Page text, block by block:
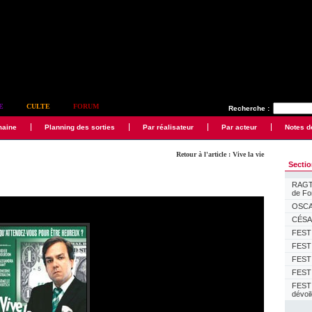
Recherche :
CULTE FORUM
Planning des sorties Par réalisateur Par acteur Notes
Retour à l'article : Vive la vie
de